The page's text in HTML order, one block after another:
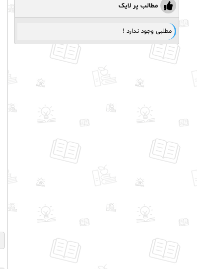
مطالب پر لایک
مطلبی وجود ندارد !